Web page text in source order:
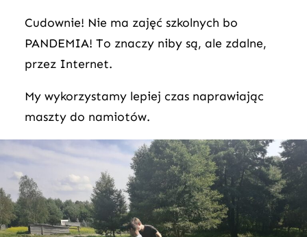
Cudownie! Nie ma zajęć szkolnych bo
PANDEMIA! To znaczy niby są, ale zdalne,
przez Internet.
My wykorzystamy lepiej czas naprawiając
maszty do namiotów.